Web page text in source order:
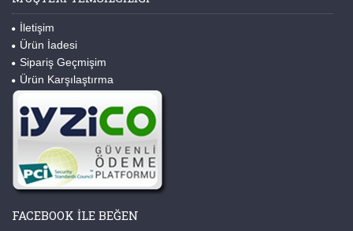
İletişim
Ürün İadesi
Sipariş Geçmişim
Ürün Karşılaştırma
FACEBOOK ILE BEĞEN